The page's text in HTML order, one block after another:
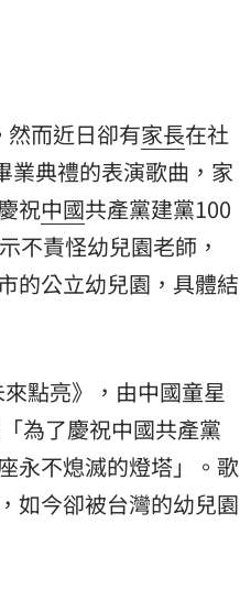
然而近日卻有家長在社
業典禮的表演歌曲，家
祝中國共產黨建黨100
不責怪幼兒園老師，
的公立幼兒園，具體結
點亮》，由中國童星
為了慶祝中國共產黨
永不熄滅的燈塔」。歌
如今卻被台灣的幼兒園